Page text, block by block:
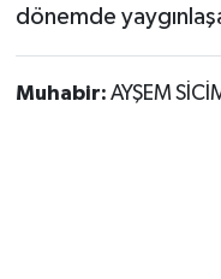
dönemde
Muhabir: AYŞEM